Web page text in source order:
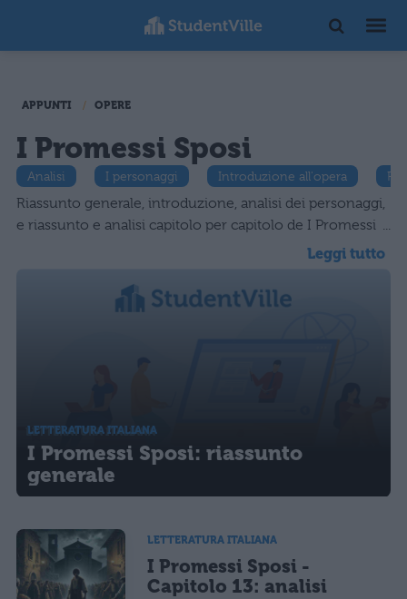
APPUNTI OPERE
I Promessi Sposi
Analisi I personaggi Introduzione all'opera
Riassunto generale, introduzione, analisi dei personaggi,
e riassunto e analisi capitolo per capitolo de I Promessi
Leggi tutto
LETTERATURA ITALIANA
I Promessi Sposi: riassunto
generale
LETTERATURA ITALIANA
I Promessi Sposi -
Capitolo 13: analisi